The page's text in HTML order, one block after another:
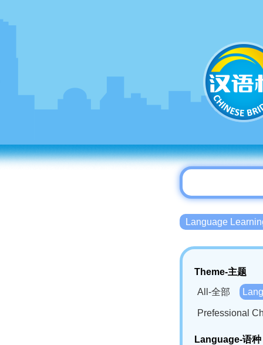
Language
Theme-主题
All-全部
Prefessional
Language-语种